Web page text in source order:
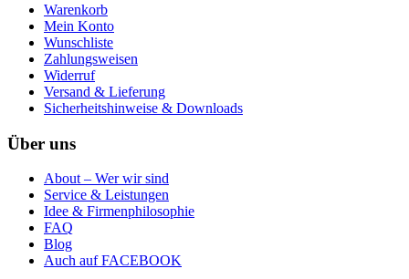
Warenkorb
Mein Konto
Wunschliste
Zahlungsweisen
Widerruf
Versand & Lieferung
Sicherheitshinweise & Downloads
Über uns
About – Wer wir sind
Service & Leistungen
Idee & Firmenphilosophie
FAQ
Blog
Auch auf FACEBOOK